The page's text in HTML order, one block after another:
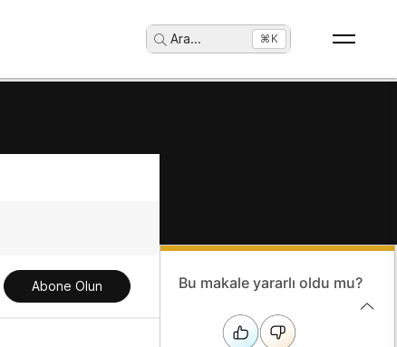
Ara... ⌘K
Abone Olun Bu makale yararlı oldu mu?